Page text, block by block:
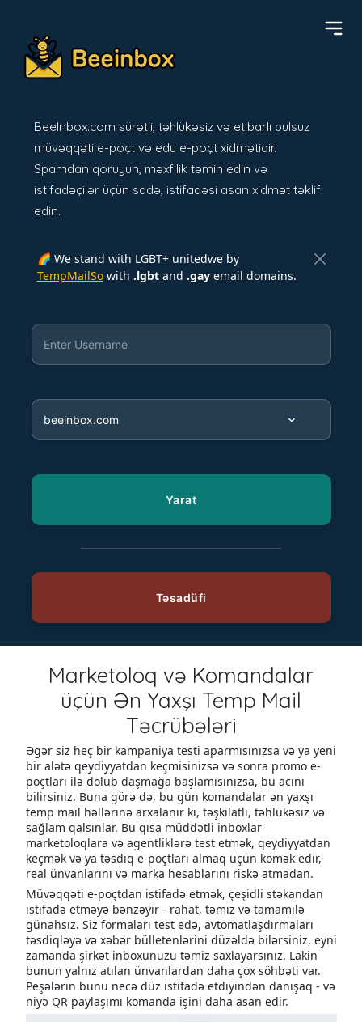
BeeInbox.com sürətli, təhlükəsiz və etibarlı pulsuz
müvəqqəti e-poçt və edu e-poçt xidmətidir.
Spamdan qoruyun, məxfilik təmin edin və
istifadəçilər üçün sadə, istifadəsi asan xidmət təklif
edin.
🌈 We stand with LGBT+ unitedwe by
TempMailSowith .lgbtand .gayemail domains.
Marketoloq və Komandalar
üçün Ən Yaxşı Temp Mail
Təcrübələri
Əgər siz heç bir kampaniya testi aparmısınızsa və ya yeni
bir alətə qeydiyyatdan keçmisinizsə və sonra promo e-
poçtları ilə dolub daşmağa başlamısınızsa, bu acını
bilirsiniz. Buna görə də, bu gün komandalar ən yaxşı
temp mail həllərinə arxalanır ki, təşkilatlı, təhlükəsiz və
sağlam qalsınlar. Bu qısa müddətli inboxlar
marketoloqlara və agentliklərə test etmək, qeydiyyatdan
keçmək və ya təsdiq e-poçtları almaq üçün kömək edir,
real ünvanlarını və marka hesablarını riskə atmadan.
Müvəqqəti e-poçtdan istifadə etmək, çeşidli stəkandan
istifadə etməyə bənzəyir - rahat, təmiz və tamamilə
günahsız. Siz formaları test edə, avtomatlaşdırmaları
təsdiqləyə və xəbər bülletenlərini düzəldə bilərsiniz, eyni
zamanda şirkət inboxunuzu təmiz saxlayarsınız. Lakin
bunun yalnız atılan ünvanlardan daha çox söhbəti var.
Peşələrin bunu necə düz istifadə etdiyindən danışaq - və
niyə QR paylaşımı komanda işini daha asan edir.